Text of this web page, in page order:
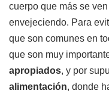
cuerpo que más se
envejeciendo. Para
que son comunes en
que son muy
apropiados, y por
alimentación, donde